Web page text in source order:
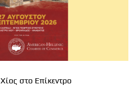
στο Επίκεντρο